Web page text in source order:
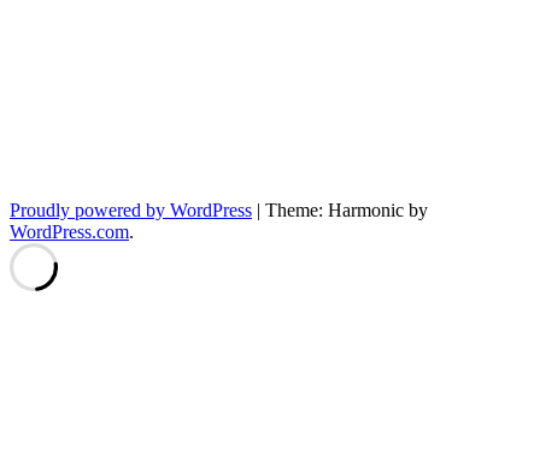
Proudly powered by WordPress | Theme: Harmonic by
WordPress.com.